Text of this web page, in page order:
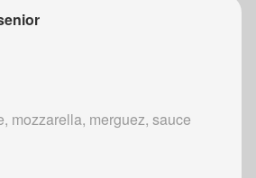
mozzarella, merguez, sauce